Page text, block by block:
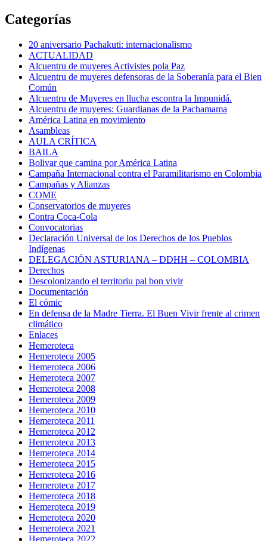
Categorías
20 aniversario Pachakuti: internacionalismo
ACTUALIDAD
Alcuentru de muyeres Activistes pola Paz
Alcuentru de muyeres defensoras de la Soberanía para el Bien
Común
Alcuentru de Muyeres en llucha escontra la Impunidá.
Alcuentru de muyeres: Guardianas de la Pachamama
América Latina en movimiento
Asambleas
AULA CRÍTICA
BAILA
Bolivar que camina por América Latina
Campaña Internacional contra el Paramilitarismo en Colombia
Campañas y Alianzas
COME
Conservatorios de muyeres
Contra Coca-Cola
Convocatorias
Declaración Universal de los Derechos de los Pueblos
Indígenas
DELEGACIÓN ASTURIANA – DDHH – COLOMBIA
Derechos
Descolonizando el territoriu pal bon vivir
Documentación
El cómic
En defensa de la Madre Tierra. El Buen Vivir frente al crimen
climático
Enlaces
Hemeroteca
Hemeroteca 2005
Hemeroteca 2006
Hemeroteca 2007
Hemeroteca 2008
Hemeroteca 2009
Hemeroteca 2010
Hemeroteca 2011
Hemeroteca 2012
Hemeroteca 2013
Hemeroteca 2014
Hemeroteca 2015
Hemeroteca 2016
Hemeroteca 2017
Hemeroteca 2018
Hemeroteca 2019
Hemeroteca 2020
Hemeroteca 2021
Hemeroteca 2022